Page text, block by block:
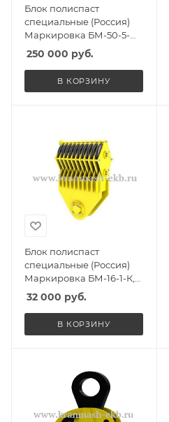
Блок полиспаст
специальные (Россия)
Маркировка БМ-50-5-
СГО, Масса 360кг,
Количество роликов 5, Г/
п 32т
250 000 руб.
В КОРЗИНУ
Блок полиспаст
специальные (Россия)
Маркировка БМ-16-1-К,
Масса 145кг, Количество
роликов 1, Г/п 12,5т
32 000 руб.
В КОРЗИНУ